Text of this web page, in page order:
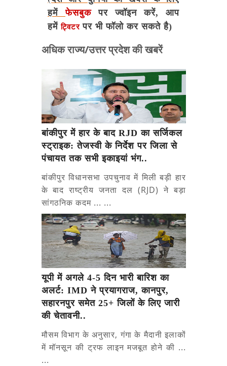
हमेंफेसबुकपर ज्वॉइन करें, आप
हमेंट्विटर पर भी फॉलो कर सकते है)
अधिक राज्य/उत्तर प्रदेश की खबरें
बांकीपुर में हार के बाद RJD का सर्जिकल
स्ट्राइक: तेजस्वी के निर्देश पर जिला से
पंचायत तक सभी इकाइयां भंग..
बांकीपुर विधानसभा उपचुनाव में मिली बड़ी हार
के बाद राष्ट्रीय जनता दल (RJD) ने बड़ा
सांगठनिक कदम ... ...
यूपी में अगले 4-5 दिन भारी बारिश का
अलर्ट: IMD ने प्रयागराज, कानपुर,
सहारनपुर समेत 25+ जिलों के लिए जारी
की चेतावनी..
मौसम विभाग के अनुसार, गंगा के मैदानी इलाकों
में मॉनसून की ट्रफ लाइन मजबूत होने की ...
...